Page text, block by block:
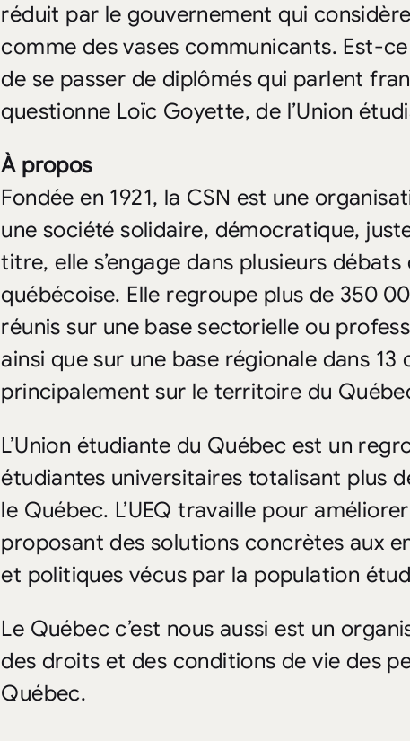
réduit par le gouvernement qui
comme des vases communicants. Est-
de se passer de diplômés qui parlent
questionne Loïc Goyette, de l’Union
À propos
Fondée en 1921, la CSN est une
une société solidaire, démocratique,
titre, elle s’engage dans plusieurs
québécoise. Elle regroupe plus de 350
réunis sur une base sectorielle ou
ainsi que sur une base régionale dans 13
principalement sur le territoire du
L’Union étudiante du Québec est un
étudiantes universitaires totalisant plus
le Québec. L’UEQ travaille pour
proposant des solutions concrètes aux
et politiques vécus par la population
Le Québec c’est nous aussi est un
des droits et des conditions de vie des
Québec.